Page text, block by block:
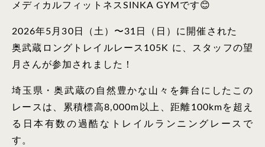
メディカルフィットネスSINKA GYMです😊
2026年5月30日（土）〜31日（日）に開催された
奥武蔵ロングトレイルレース105K に、スタッフの望
月さんが参加されました！
埼玉県・奥武蔵の自然豊かな山々を舞台にしたこの
レースは、累積標高8,000m以上、距離100kmを超え
る日本有数の過酷なトレイルランニングレースで
す。